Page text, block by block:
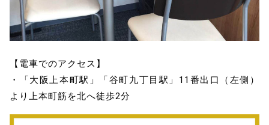
【電車でのアクセス】
・「大阪上本町駅」「谷町九丁目駅」11番出口（左側）
より上本町筋を北へ徒歩2分